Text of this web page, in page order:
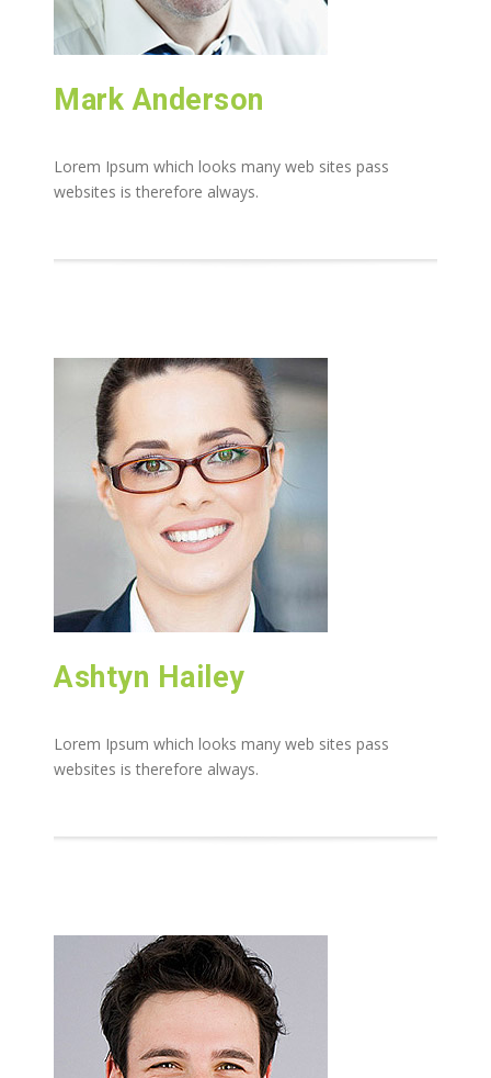
Mark Anderson
Lorem Ipsum which looks many web sites pass
websites is therefore always.
Ashtyn Hailey
Lorem Ipsum which looks many web sites pass
websites is therefore always.